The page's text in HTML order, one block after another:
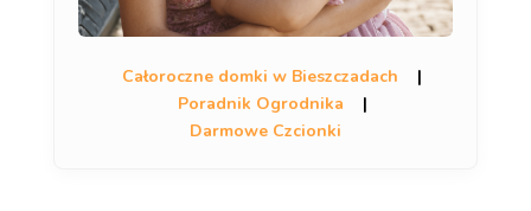
Całoroczne domki w Bieszczadach
|
Poradnik Ogrodnika
|
Darmowe Czcionki